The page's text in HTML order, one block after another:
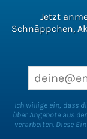
Jetzt
Schnäppchen,
Ich willige ein, dass
über Angebote aus
verarbeiten. Diese